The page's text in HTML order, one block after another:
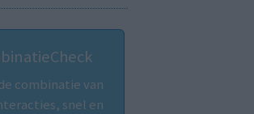
combinatie van
snel en